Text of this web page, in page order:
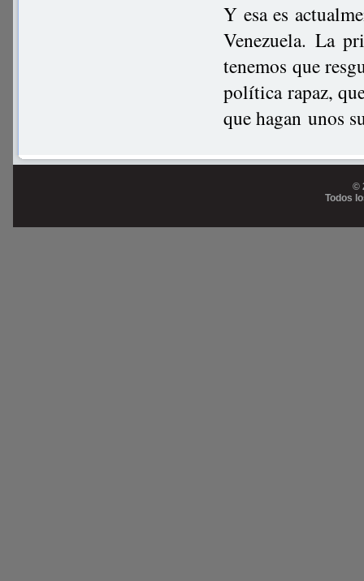
Y esa es
Venezuela. La
tenemos que
política rapaz,
que hagan unos
©
Todos